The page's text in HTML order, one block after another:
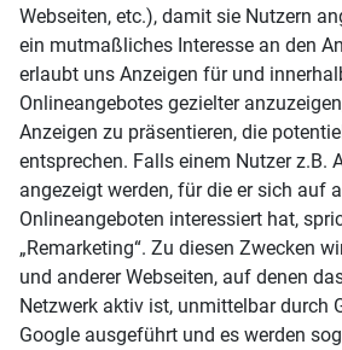
Webseiten, etc.), damit sie Nutzern
ein mutmaßliches Interesse an den
erlaubt uns Anzeigen für und
Onlineangebotes gezielter
Anzeigen zu präsentieren, die
entsprechen. Falls einem Nutzer z.B.
angezeigt werden, für die er sich auf
Onlineangeboten interessiert hat,
„Remarketing“. Zu diesen Zwecken
und anderer Webseiten, auf denen
Netzwerk aktiv ist, unmittelbar durch
Google ausgeführt und es werden